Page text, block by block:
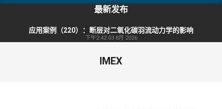
Navigation
最新发布
应用案例（220）：断层对二氧化碳羽流动力学的影响
下午2:42 03 8月 2026
IMEX